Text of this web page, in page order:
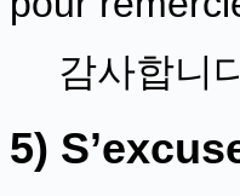
감사합니
5)